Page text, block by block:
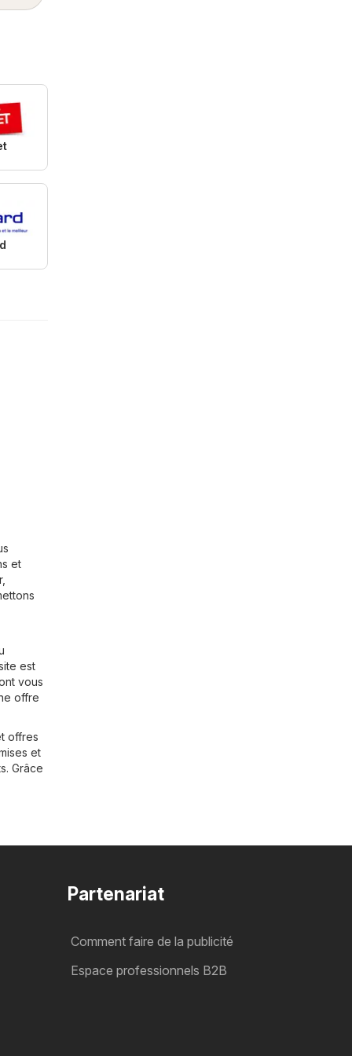
et
,
est
vous
offre
offres
et
Grâce
Partenariat
Comment faire de la publicité
Espace professionnels B2B